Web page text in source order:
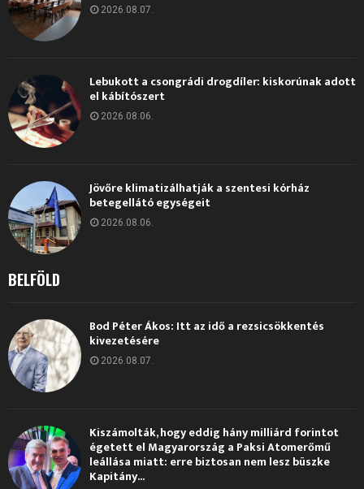
2026.08.07.
Lebukott a csongrádi drogdíler: kiskorúnak adott
el kábítószert
2026.08.06.
Jövőre klimatizálhatják a szentesi kórház
betegellátó egységeit
2026.08.06.
BELFÖLD
Bod Péter Ákos: Itt az idő a rezsicsökkentés
kivezetésére
2026.08.07.
Kiszámolták, hogy eddig hány milliárd forintot
égetett el Magyarország a Paksi Atomerőmű
leállása miatt: erre biztosan nem lesz büszke
Kapitány...